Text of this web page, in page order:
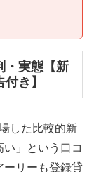
・実態【新
き】
した比較的新
」という口コ
ーリーも登録貸